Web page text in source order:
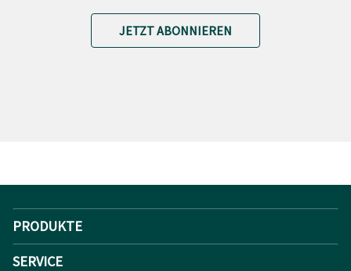
JETZT ABONNIEREN
PRODUKTE
SERVICE